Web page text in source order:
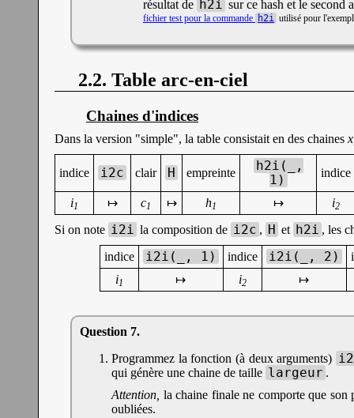
résultat de h2i sur ce hash et le second
fichier test pour la commande h2i utilisé pour
2.2. Table arc-en-ciel
Chaines d'indices
Dans la version "simple", la table consistait en des chaines
indice i2c clair H empreinte
h2i(_,
1)
indice
i1 ↦ c1 ↦ h1 ↦ i2
Si on note i2i la composition de i2c , H et h2i , les
indice
i2i(_, 1) indice i2i(_, 2)
i1 ↦ i2 ↦
Programmez la fonction (à deux arguments)
qui génère une chaine de taille largeur .
Attention, la chaine finale ne comporte que
oubliées.